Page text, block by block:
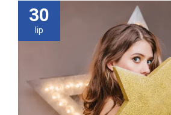
30
lip